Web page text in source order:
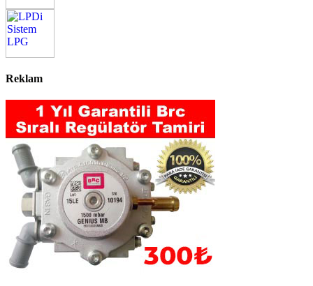
Reklam